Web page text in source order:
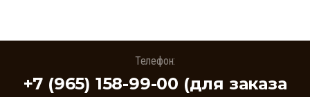
Телефон:
+7 (965) 158-99-00 (для заказа